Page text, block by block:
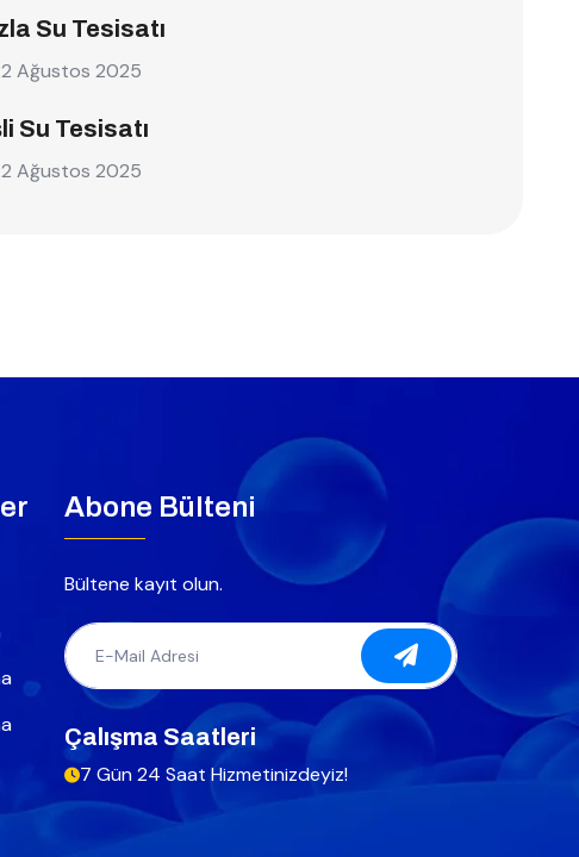
Su Tesisatı
Ağustos 2025
Su Tesisatı
Ağustos 2025
Abone Bülteni
Bültene kayıt olun.
Çalışma Saatleri
7 Gün 24 Saat Hizmetinizdeyiz!